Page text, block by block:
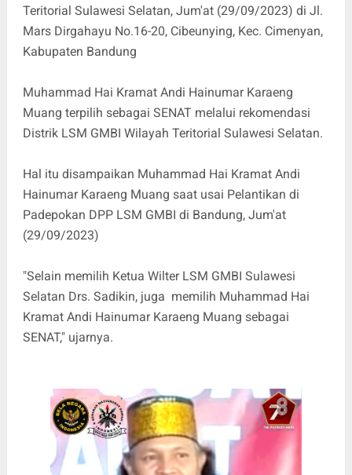
Teritorial Sulawesi Selatan, Jum'at (29/09/2023) di Jl.
Mars Dirgahayu No.16-20, Cibeunying, Kec. Cimenyan,
Kabupaten Bandung
Muhammad Hai Kramat Andi Hainumar Karaeng
Muang terpilih sebagai SENAT melalui rekomendasi
Distrik LSM GMBI Wilayah Teritorial Sulawesi Selatan.
Hal itu disampaikan Muhammad Hai Kramat Andi
Hainumar Karaeng Muang saat usai Pelantikan di
Padepokan DPP LSM GMBI di Bandung, Jum'at
(29/09/2023)
"Selain memilih Ketua Wilter LSM GMBI Sulawesi
Selatan Drs. Sadikin, juga memilih Muhammad Hai
Kramat Andi Hainumar Karaeng Muang sebagai
SENAT," ujarnya.